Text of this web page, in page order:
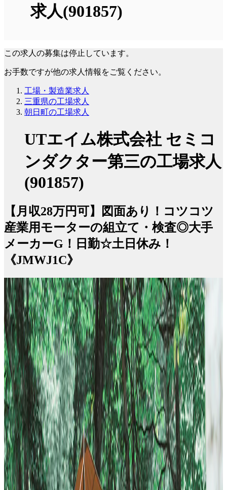
求人(901857)
この求人の募集は停止しています。
お手数ですが他の求人情報をご覧ください。
工場・製造業求人
三重県の工場求人
朝日町の工場求人
UTエイム株式会社 セミコ
ンダクター第三の工場求人
(901857)
【月収28万円可】図面あり！コツコツ
産業用モーターの組立て・検査◎大手
メーカーG！日勤☆土日休み！
《JMWJ1C》